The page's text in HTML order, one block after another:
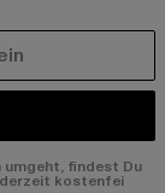
umgeht, findest Du
kostenfei